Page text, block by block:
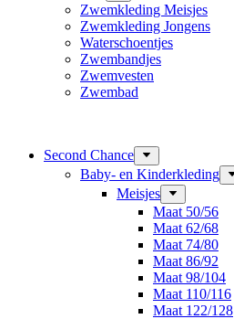
Zwemkleding Meisjes
Zwemkleding Jongens
Waterschoentjes
Zwembandjes
Zwemvesten
Zwembad
Second Chance
Baby- en Kinderkleding
Meisjes
Maat 50/56
Maat 62/68
Maat 74/80
Maat 86/92
Maat 98/104
Maat 110/116
Maat 122/128